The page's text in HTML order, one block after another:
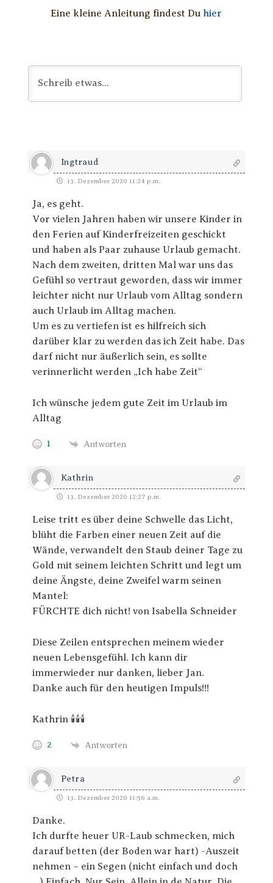
Eine kleine Anleitung findest Du hier
Ingtraud
13. Dezember 2020 11:24 p.m.
Ja, es geht.
Vor vielen Jahren haben wir unsere Kinder in
den Ferien auf Kinderfreizeiten geschickt
und haben als Paar zuhause Urlaub gemacht.
Nach dem zweiten, dritten Mal war uns das
Gefühl so vertraut geworden, dass wir immer
leichter nicht nur Urlaub vom Alltag sondern
auch Urlaub im Alltag machen.
Um es zu vertiefen ist es hilfreich sich
darüber klar zu werden das ich Zeit habe. Das
darf nicht nur äußerlich sein, es sollte
verinnerlicht werden „Ich habe Zeit“
Ich wünsche jedem gute Zeit im Urlaub im
Alltag
1 Antworten
Kathrin
13. Dezember 2020 12:27 p.m.
Leise tritt es über deine Schwelle das Licht,
blüht die Farben einer neuen Zeit auf die
Wände, verwandelt den Staub deiner Tage zu
Gold mit seinem leichten Schritt und legt um
deine Ängste, deine Zweifel warm seinen
Mantel:
FÜRCHTE dich nicht! von Isabella Schneider
Diese Zeilen entsprechen meinem wieder
neuen Lebensgefühl. Ich kann dir
immerwieder nur danken, lieber Jan.
Danke auch für den heutigen Impuls!!!
Kathrin 🕯️🕯️🕯️
2 Antworten
Petra
13. Dezember 2020 11:56 a.m.
Danke.
Ich durfte heuer UR-Laub schmecken, mich
darauf betten (der Boden war hart) -Auszeit
nehmen – ein Segen (nicht einfach und doch